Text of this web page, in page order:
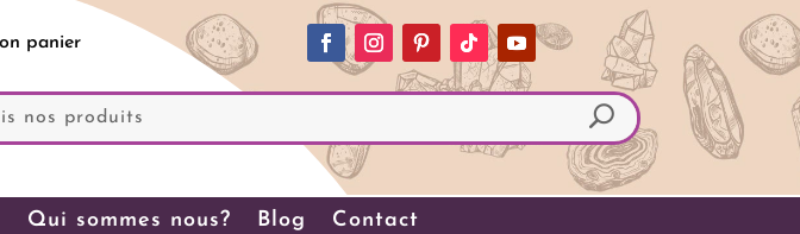
Qui sommes nous? Blog Contact